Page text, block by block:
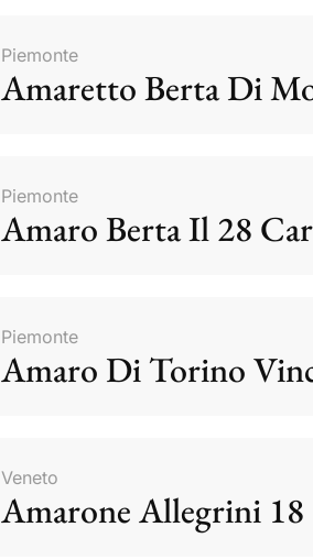
Piemonte
Amaretto Berta Di
Piemonte
Amaro Berta Il 28
Piemonte
Amaro Di Torino
Veneto
Amarone Allegrini 18